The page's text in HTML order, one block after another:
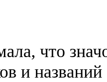
что
и